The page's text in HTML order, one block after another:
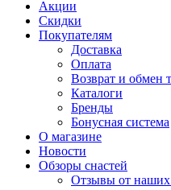
Акции
Скидки
Покупателям
Доставка
Оплата
Возврат и обмен
Каталоги
Бренды
Бонусная система
О магазине
Новости
Обзоры снастей
Отзывы от наших